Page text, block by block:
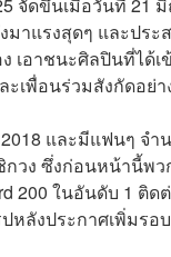
แรงสุดๆ และประ
เอาชนะศิลปินที่ได้เ
เพื่อนร่วมสังกัดอย่า
2018 และมีแฟนๆ
วง ซึ่งก่อนหน้านี้พ
200 ในอันดับ 1 ติด
หลังประกาศเพิ่มร